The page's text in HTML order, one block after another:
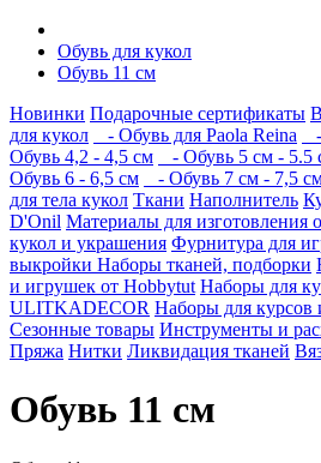
Обувь для кукол
Обувь 11 см
Новинки Подарочные сертификаты
для кукол
- Обувь для Paola Reina
Обувь 4,2 - 4,5 см
- Обувь 5 см - 5.5
Обувь 6 - 6,5 см
- Обувь 7 см - 7,5
для тела кукол Ткани Наполнитель
D'Onil Материалы для изготовления
кукол и украшения Фурнитура для
выкройки Наборы тканей, подборки
и игрушек от Hobbytut Наборы для
ULITKADECOR Наборы для курсов
Сезонные товары Инструменты и
Пряжа Нитки Ликвидация тканей
Обувь 11 см